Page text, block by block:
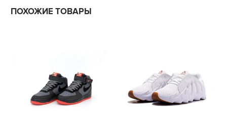
ПОХОЖИЕ ТОВАРЫ